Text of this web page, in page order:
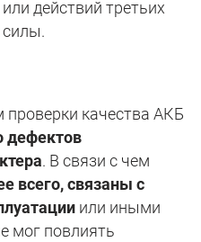
действий третьих
силы.
проверки качества АКБ
дефектов
. В связи с чем
всего, связаны с
или иными
мог повлиять